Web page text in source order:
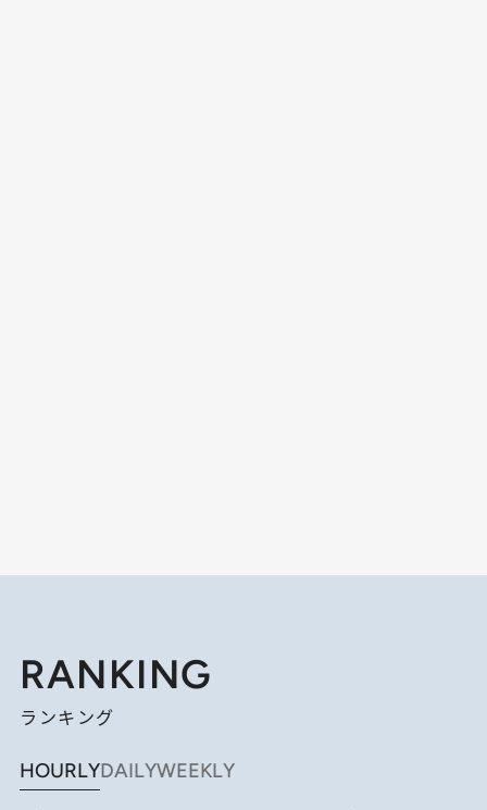
RANKING
ランキング
HOURLYDAILYWEEKLY